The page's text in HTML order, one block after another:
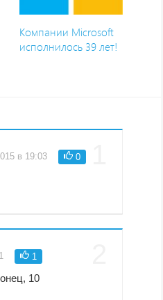
Компании Microsoft
исполнилось 39 лет!
в 19:03 0
1
10